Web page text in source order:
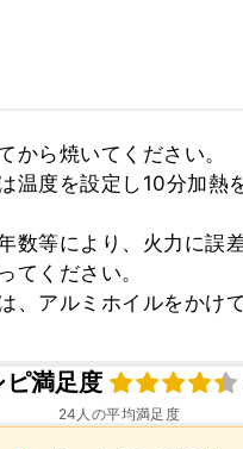
から焼いてください。
温度を設定し10分加熱
数等により、火力に誤
てください。
、アルミホイルをかけて
ピ満足度
24 人の平均満足度